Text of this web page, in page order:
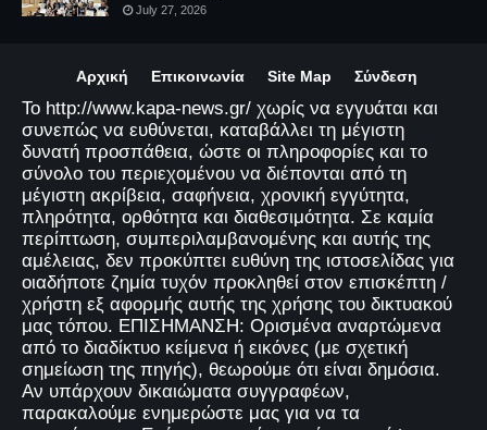
July 27, 2026
Αρχική Επικοινωνία Site Map Σύνδεση
Το http://www.kapa-news.gr/ χωρίς να εγγυάται και
συνεπώς να ευθύνεται, καταβάλλει τη μέγιστη
δυνατή προσπάθεια, ώστε οι πληροφορίες και το
σύνολο του περιεχομένου να διέπονται από τη
μέγιστη ακρίβεια, σαφήνεια, χρονική εγγύτητα,
πληρότητα, ορθότητα και διαθεσιμότητα. Σε καμία
περίπτωση, συμπεριλαμβανομένης και αυτής της
αμέλειας, δεν προκύπτει ευθύνη της ιστοσελίδας για
οιαδήποτε ζημία τυχόν προκληθεί στον επισκέπτη /
χρήστη εξ αφορμής αυτής της χρήσης του δικτυακού
μας τόπου. ΕΠΙΣΗΜΑΝΣΗ: Ορισμένα αναρτώμενα
από το διαδίκτυο κείμενα ή εικόνες (με σχετική
σημείωση της πηγής), θεωρούμε ότι είναι δημόσια.
Αν υπάρχουν δικαιώματα συγγραφέων,
παρακαλούμε ενημερώστε μας για να τα